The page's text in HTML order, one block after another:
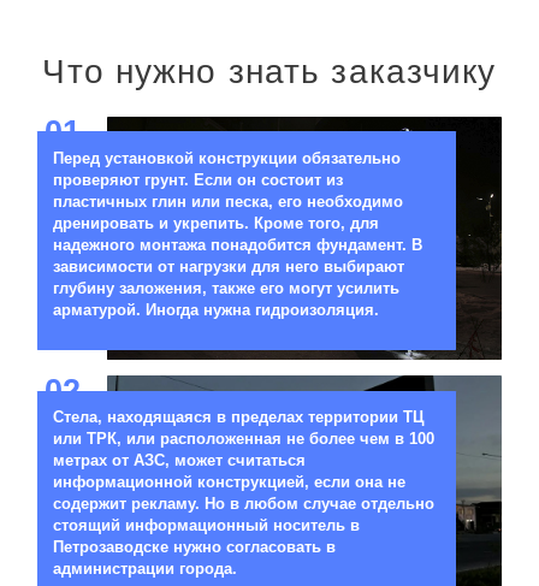
Что нужно знать заказчику
01
Перед установкой конструкции обязательно
проверяют грунт. Если он состоит из
пластичных глин или песка, его необходимо
дренировать и укрепить. Кроме того, для
надежного монтажа понадобится фундамент. В
зависимости от нагрузки для него выбирают
глубину заложения, также его могут усилить
арматурой. Иногда нужна гидроизоляция.
02
Стела, находящаяся в пределах территории ТЦ
или ТРК, или расположенная не более чем в 100
метрах от АЗС, может считаться
информационной конструкцией, если она не
содержит рекламу. Но в любом случае отдельно
стоящий информационный носитель в
Петрозаводске нужно согласовать в
администрации города.